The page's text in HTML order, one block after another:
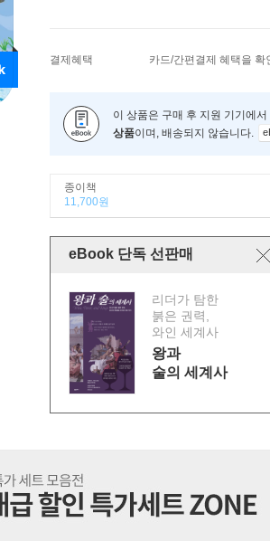
결제혜택 카드/간편결제 혜택을 확
이 상품은 구매 후 지원 기기에서
상품이며, 배송되지 않습니다.
종이책
11,700원
eBook 단독 선판매
리더가 탐한
붉은 권력,
와인 세계사
왕과
술의 세계사